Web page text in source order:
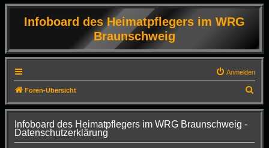
Infoboard des Heimatpflegers im WRG
Braunschweig
Anmelden
Foren-Übersicht
u
Infoboard des Heimatpflegers im WRG Braunschweig -
Datenschutzerklärung